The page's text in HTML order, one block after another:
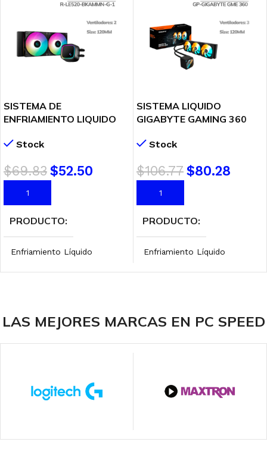
SISTEMA DE
ENFRIAMIENTO LIQUIDO
(R-LE520-BKAMMN-G-1)
ARGB
Stock
$69.83$52.50
AÑADIR AL CARRITO
PRODUCTO
Enfriamiento Líquido
ILUMINACIÓN ARGB
SISTEMA LIQUIDO
GIGABYTE GAMING 360
LGA – AMD | LED-ARGB
Stock
$106.77$80.28
AÑADIR AL CARRITO
PRODUCTO
Enfriamiento Líquido
ILUMINACIÓN ARGB
LAS MEJORES MARCAS EN PC SPEED